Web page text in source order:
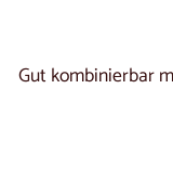
Gut kombinierbar